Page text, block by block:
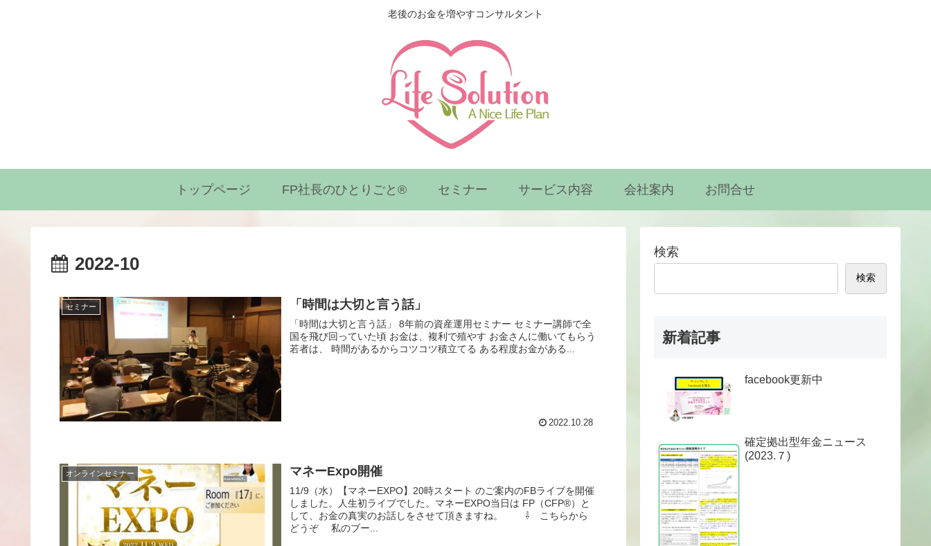
老後のお金を増やすコンサルタント
トップページ FP社長のひとりごと® セミナー サービス内容 会社案内 お問合せ
2022-10
セミナー 「時間は大切と言う話」
「時間は大切と言う話」￼ 8年前の資産運用セミナー セミナー講師で全
国を飛び回っていた頃 お金は、複利で殖やす お金さんに働いてもらう
若者は、 時間があるからコツコツ積立てる ある程度お金がある...
2022.10.28
オンラインセミナー マネーExpo開催
11/9（水）【マネーEXPO】20時スタート のご案内のFBライブを開催
しました。人生初ライブでした。マネーEXPO当日は FP（CFP®）と
して、お金の真実のお話しをさせて頂きますね。 ⇩ こちらから
どうぞ 私のブー...
検索
検索
新着記事
facebook更新中
確定拠出型年金ニュース
(2023.７)